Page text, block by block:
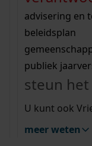
vergunningen
beeld en geluid
uitleg
Wij helpen u
bekijk alle
Wij helpen u
bekijk alle
bekijk ons
advisering en
beleidsplan
publiek
steun
U kunt ook
meer weten
Mijn Studiezaal